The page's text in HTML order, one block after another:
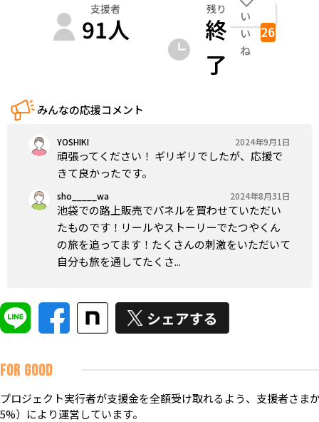
支援者
91人
残り
終
了
い
い
ね
26
みんなの応援コメント
YOSHIKI 2024年9月1日
頑張ってください！ ギリギリでしたが、応援で
きて良かったです。
sho_____wa 2024年8月31日
池袋での路上販売でパネルを買わせていただい
たものです！リールやストーリーでたつやくん
の旅を追ってます！たくさんの刺激をいただいて
自分も旅を通してたくさ...
FOR GOOD
プロジェクト実行者が支援金を全額受け取れるよう、支援者さま
5%）により運営しています。